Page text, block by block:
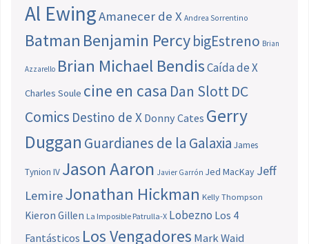
Al EwingAmanecer de X Andrea Sorrentino
Batman Benjamin PercybigEstreno Brian
Azzarello Brian Michael BendisCaída de X
Charles Soule cine en casa Dan SlottDC
Comics Destino de X Donny Cates Gerry
Duggan Guardianes de la Galaxia James
Tynion IV Jason Aaron Javier Garrón Jed MacKay Jeff
LemireJonathan Hickman Kelly Thompson
Kieron Gillen La Imposible Patrulla-X Lobezno Los 4
Fantásticos Los Vengadores Mark Waid